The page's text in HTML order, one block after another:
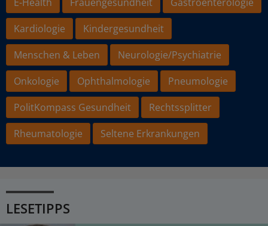
Kardiologie
Kindergesundheit
Menschen & Leben
Neurologie/Psychiatrie
Onkologie
Ophthalmologie
Pneumologie
PolitKompass Gesundheit
Rechtssplitter
Rheumatologie
Seltene Erkrankungen
LESETIPPS